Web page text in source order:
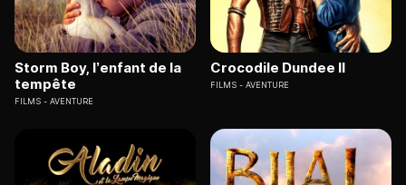
Storm Boy, l’enfant de la
tempête
FILMS AVENTURE
Crocodile Dundee II
FILMS AVENTURE